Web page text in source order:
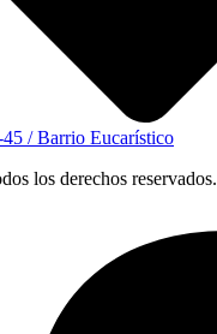
/ Barrio Eucarístico
los derechos reservados.